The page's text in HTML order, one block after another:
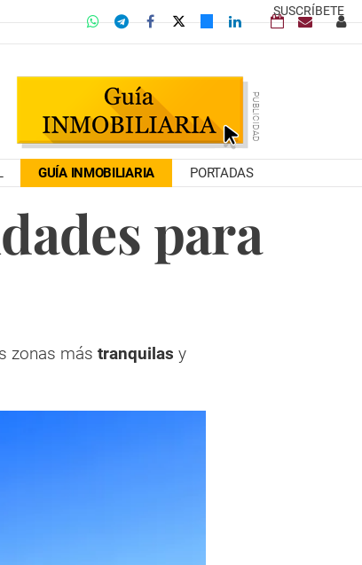
SUSCRÍBETE
GUÍA INMOBILIARIA PORTADAS
para
zonas más tranquilas y